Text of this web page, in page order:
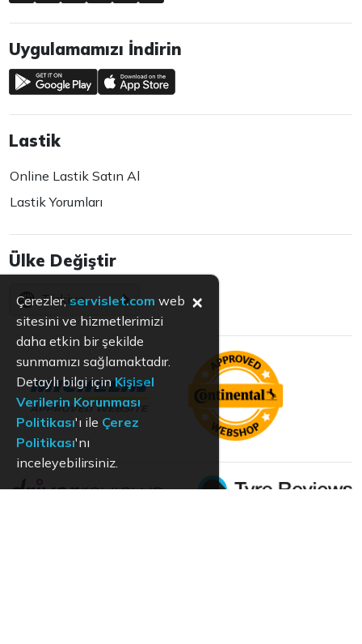
Uygulamamızı İndirin
Lastik
Online Lastik Satın Al
Lastik Yorumları
Ülke Değiştir
Türkiye
Çerezler, servislet.com web
sitesini ve hizmetlerimizi
daha etkin bir şekilde
sunmamızı sağlamaktadır.
Detaylı bilgi içinKişisel
Verilerin Korunması
Politikası'ı ile Çerez
Politikası'nı
inceleyebilirsiniz.
×